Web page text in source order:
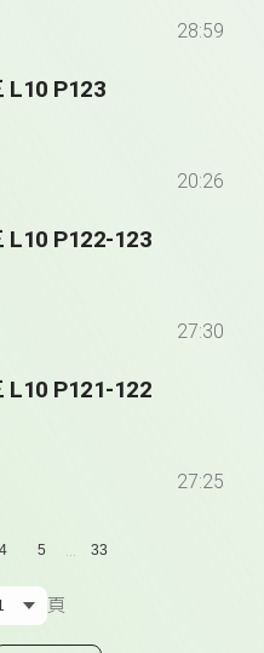
28:59
L10 P123
20:26
L10 P122-123
27:30
L10 P121-122
27:25
4 5 ... 33
頁